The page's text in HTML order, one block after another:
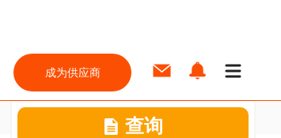
成为供应商
查询